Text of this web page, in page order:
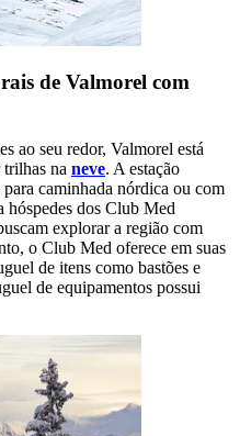
de Valmorel com
ao seu redor, Valmorel está
na neve. A estação
caminhada nórdica ou com
hóspedes dos Club Med
explorar a região com
o Club Med oferece em suas
de itens como bastões e
de equipamentos possui